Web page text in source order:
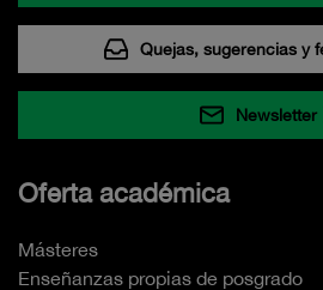
Quejas, sugerencias y
Newsletter
Oferta académica
Másteres
Enseñanzas propias de posgrado